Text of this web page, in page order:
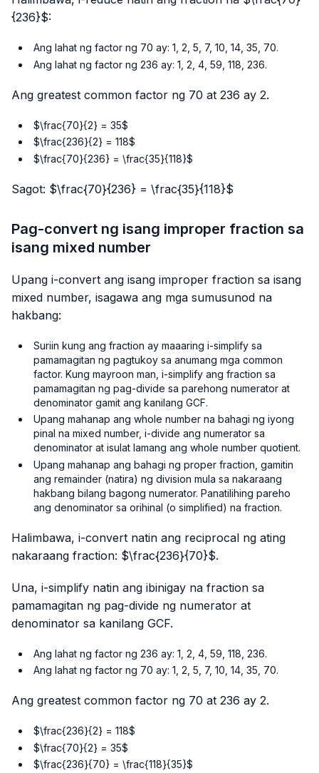
{236}$:
Ang lahat ng factor ng 70 ay: 1, 2, 5, 7, 10, 14, 35, 70.
Ang lahat ng factor ng 236 ay: 1, 2, 4, 59, 118, 236.
Ang greatest common factor ng 70 at 236 ay 2.
$\frac{70}{2} = 35$
$\frac{236}{2} = 118$
$\frac{70}{236} = \frac{35}{118}$
Sagot: $\frac{70}{236} = \frac{35}{118}$
Pag-convert ng isang improper fraction sa
isang mixed number
Upang i-convert ang isang improper fraction sa isang
mixed number, isagawa ang mga sumusunod na
hakbang:
Suriin kung ang fraction ay maaaring i-simplify sa
pamamagitan ng pagtukoy sa anumang mga common
factor. Kung mayroon man, i-simplify ang fraction sa
pamamagitan ng pag-divide sa parehong numerator at
denominator gamit ang kanilang GCF.
Upang mahanap ang whole number na bahagi ng iyong
pinal na mixed number, i-divide ang numerator sa
denominator at isulat lamang ang whole number quotient.
Upang mahanap ang bahagi ng proper fraction, gamitin
ang remainder (natira) ng division mula sa nakaraang
hakbang bilang bagong numerator. Panatilihing pareho
ang denominator sa orihinal (o simplified) na fraction.
Halimbawa, i-convert natin ang reciprocal ng ating
nakaraang fraction: $\frac{236}{70}$.
Una, i-simplify natin ang ibinigay na fraction sa
pamamagitan ng pag-divide ng numerator at
denominator sa kanilang GCF.
Ang lahat ng factor ng 236 ay: 1, 2, 4, 59, 118, 236.
Ang lahat ng factor ng 70 ay: 1, 2, 5, 7, 10, 14, 35, 70.
Ang greatest common factor ng 70 at 236 ay 2.
$\frac{236}{2} = 118$
$\frac{70}{2} = 35$
$\frac{236}{70} = \frac{118}{35}$